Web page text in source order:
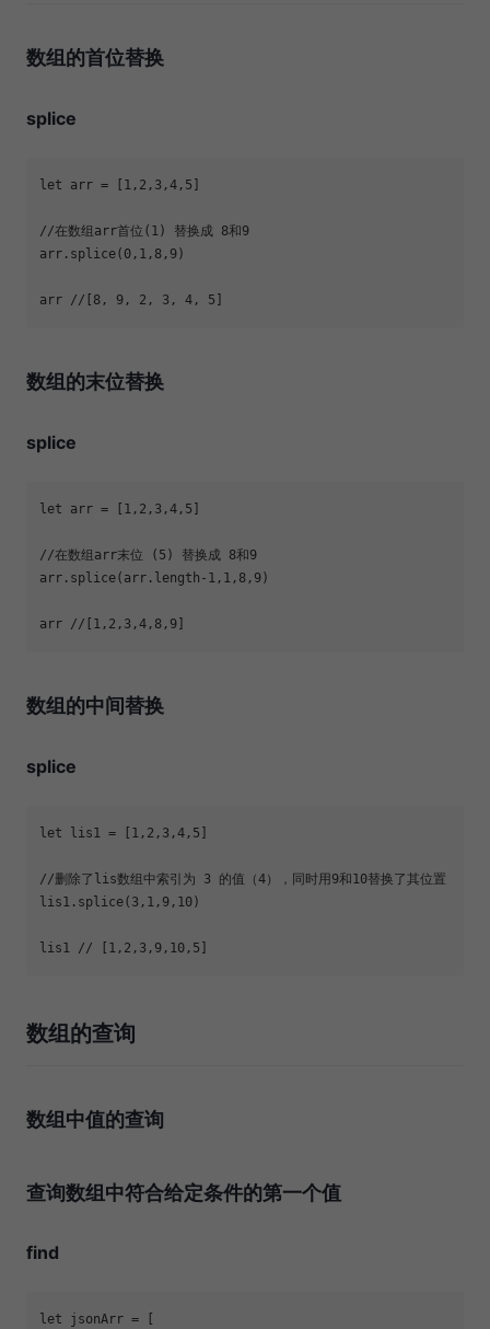
数组的首位替换
splice
let arr = [ 1 , 2 , 3 ,4 , 5
//在数组arr首位(1) 替换成 8和9
arr.splice( 0 , 1 , 8 , 9
arr //[8, 9, 2, 3, 4, 5]
数组的末位替换
splice
let arr = [ 1 , 2 , 3 ,4 , 5
//在数组arr末位 (5) 替换成 8和9
arr.splice(arr.length -1 , 1 , 8 , 9
arr //[1,2,3,4,8,9]
数组的中间替换
splice
let lis1 = [ 1 , 2 , 3 ,4 , 5
//删除了lis数组中索引为 3 的值（4），同时用9和10替换了其位置
lis1.splice( 3 , 1 , 9 , 10
lis1 // [1,2,3,9,10,5]
数组的查询
数组中值的查询
查询数组中符合给定条件的第一个值
find
let